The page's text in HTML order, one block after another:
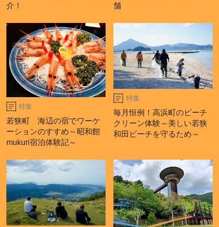
介！
舗
特集
若狭町 海辺の宿でワーケ
ーションのすすめ～昭和館
mukuri宿泊体験記～
特集
毎月恒例！高浜町のビーチ
クリーン体験～美しい若狭
和田ビーチを守るため～